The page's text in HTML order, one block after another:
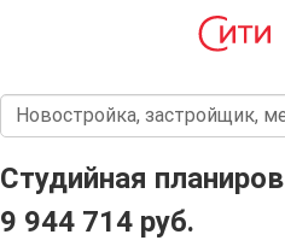
Студийная
9 944 714 руб.